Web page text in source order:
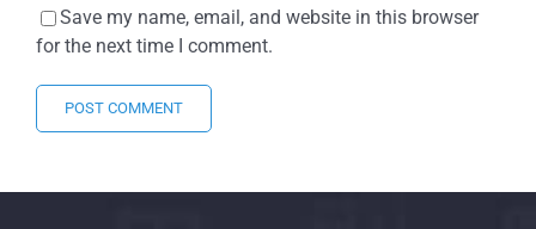
Save my name, email, and website in this browser
for the next time I comment.